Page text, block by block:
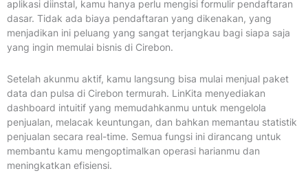
aplikasi diinstal, kamu hanya perlu mengisi formulir pendaftaran
dasar. Tidak ada biaya pendaftaran yang dikenakan, yang
menjadikan ini peluang yang sangat terjangkau bagi siapa saja
yang ingin memulai bisnis di Cirebon.
Setelah akunmu aktif, kamu langsung bisa mulai menjual paket
data dan pulsa di Cirebon termurah. LinKita menyediakan
dashboard intuitif yang memudahkanmu untuk mengelola
penjualan, melacak keuntungan, dan bahkan memantau statistik
penjualan secara real-time. Semua fungsi ini dirancang untuk
membantu kamu mengoptimalkan operasi harianmu dan
meningkatkan efisiensi.